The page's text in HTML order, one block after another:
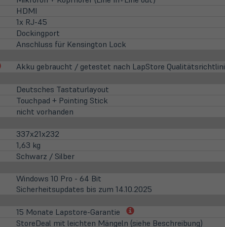
HDMI
1x RJ-45
Dockingport
Anschluss für Kensington Lock
(öffnet
neuem
Akku gebraucht / getestet nach LapStore
Deutsches Tastaturlayout
Touchpad + Pointing Stick
nicht vorhanden
337x21x232
1,63 kg
Schwarz / Silber
Windows 10 Pro - 64 Bit
Sicherheitsupdates bis zum 14.10.2025
15 Monate Lapstore-Garantie
(öffnet
in
StoreDeal mit leichten Mängeln (siehe Beschreibung)